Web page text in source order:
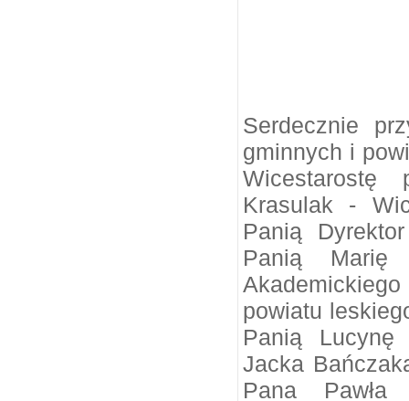
Serdecznie
gminnych i
Wicestarostę
Krasulak -
Panią
Panią Marię
powiatu
Panią
Jacka
Pana Pawła